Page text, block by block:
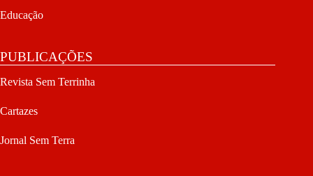
Educação
PUBLICAÇÕES
Revista Sem Terrinha
Cartazes
Jornal Sem Terra